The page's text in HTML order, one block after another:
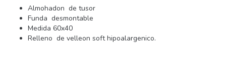
Almohadon de tusor
Funda desmontable
Medida 60x40
Relleno de velleon soft hipoalargenico.